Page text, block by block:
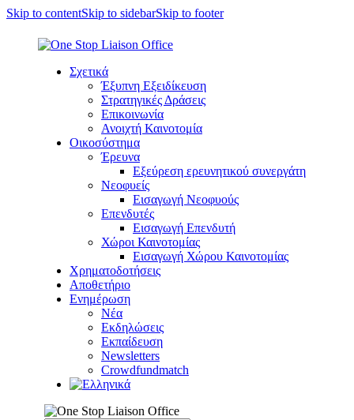
Skip to contentSkip to sidebarSkip to footer
Σχετικά
Έξυπνη Εξειδίκευση
Στρατηγικές Δράσεις
Επικοινωνία
Ανοιχτή Καινοτομία
Οικοσύστημα
Έρευνα
Εξεύρεση ερευνητικού συνεργάτη
Νεοφυείς
Εισαγωγή Νεοφυούς
Επενδυτές
Εισαγωγή Επενδυτή
Χώροι Καινοτομίας
Εισαγωγή Χώρου Καινοτομίας
Χρηματοδοτήσεις
Αποθετήριο
Ενημέρωση
Νέα
Εκδηλώσεις
Εκπαίδευση
Newsletters
Crowdfundmatch